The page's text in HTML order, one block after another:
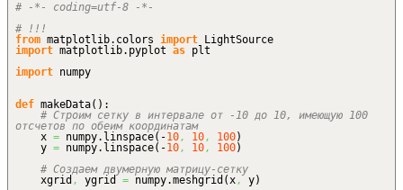
# -*- coding=utf-8 -*-
# !!!
from matplotlib. colors import LightSource
import matplotlib. pyplot as plt
import numpy
def makeData( ) :
# Строим сетку в интервале от -10 до 10, имеющую 100
отсчетов по обеим координатам
x = numpy. linspace( -10, 10, 100)
y = numpy. linspace( -10, 10, 100)
# Создаем двумерную матрицу-сетку
xgrid , ygrid = numpy.meshgrid (x, y)